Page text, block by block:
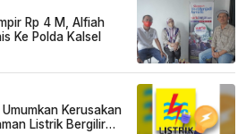
Rp 4 M, Alfiah
Ke Polda Kalsel
Kerusakan
Listrik Bergilir